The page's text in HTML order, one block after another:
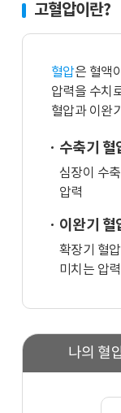
고혈압이란?
혈압은 혈액
압력을 수치
혈압과 이완
수축기 혈
심장이 수
압력
이완기 혈
확장기 혈
미치는 압력
나의 혈